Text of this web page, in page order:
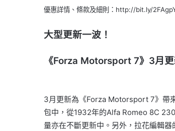
優惠詳情、條款及細則：http://bit.ly/
大型更新一波！
《Forza Motorsport 7》3月
3月更新為《Forza Motorsport 7》帶
包中，從1932年的Alfa Romeo 8C
量亦在不斷更新中。另外，拉花編輯